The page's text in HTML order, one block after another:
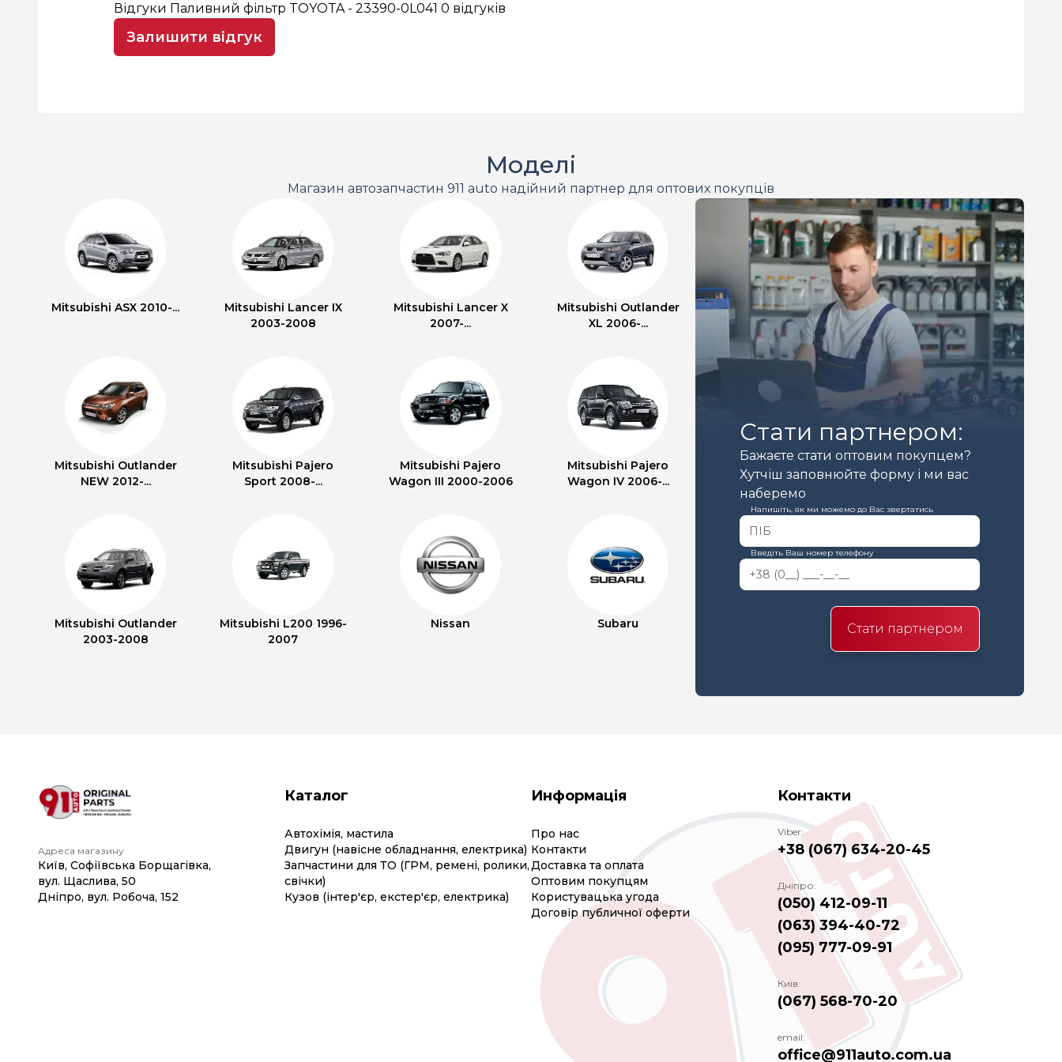
Відгуки Паливний фільтр TOYOTA - 23390-0L041 0 відгуків
Залишити відгук
Моделі
Магазин автозапчастин 911 auto надійний партнер для оптових покупців
Mitsubishi ASX 2010-...
Mitsubishi Lancer IX
2003-2008
Mitsubishi Lancer X
2007-...
Mitsubishi Outlander
XL 2006-...
Mitsubishi Outlander
NEW 2012-...
Mitsubishi Pajero
Sport 2008-...
Mitsubishi Pajero
Wagon III 2000-2006
Mitsubishi Pajero
Wagon IV 2006-...
Mitsubishi Outlander
2003-2008
Mitsubishi L200 1996-
2007
Nissan Subaru
Стати партнером:
Бажаєте стати оптовим покупцем?
Хутчіш заповнюйте форму і ми вас
наберемо
Напишіть, як ми можемо до Вас звертатись
Введіть Ваш номер телефону
Стати партнером
Адреса магазину
Київ, Софіївська Борщагівка,
вул. Щаслива, 50
Дніпро, вул. Робоча, 152
Каталог
Автохімія, мастила
Двигун (навісне обладнання, електрика)
Запчастини для ТО (ГРМ, ремені, ролики,
свічки)
Кузов (інтер'єр, екстер'єр, електрика)
Информація
Про нас
Контакти
Доставка та оплата
Оптовим покупцям
Користувацька угода
Договір публичної оферти
Контакти
Viber:
+38 (067) 634-20-45
Дніпро:
(050) 412-09-11
(063) 394-40-72
(095) 777-09-91
Київ:
(067) 568-70-20
email:
office@911auto.com.ua